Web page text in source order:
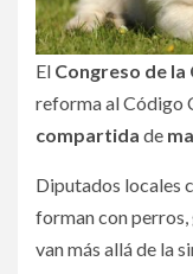
El Congreso de la
reforma al Código
compartida de
Diputados locales
forman con
van más allá de la